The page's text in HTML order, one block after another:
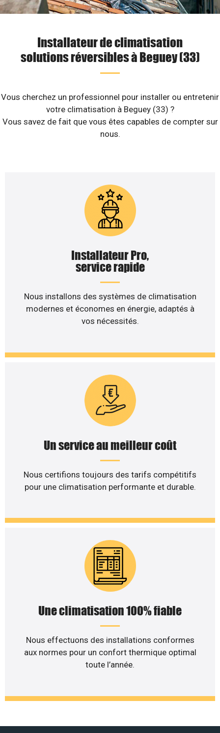
Installateur de climatisation
solutions réversibles à Beguey (33)
Vous cherchez un professionnel pour installer ou entretenir
votre climatisation à Beguey (33) ?
Vous savez de fait que vous êtes capables de compter sur
nous.
Installateur Pro,
service rapide
Nous installons des systèmes de climatisation
modernes et économes en énergie, adaptés à
vos nécessités.
Un service au meilleur coût
Nous certifions toujours des tarifs compétitifs
pour une climatisation performante et durable.
Une climatisation 100% fiable
Nous effectuons des installations conformes
aux normes pour un confort thermique optimal
toute l’année.